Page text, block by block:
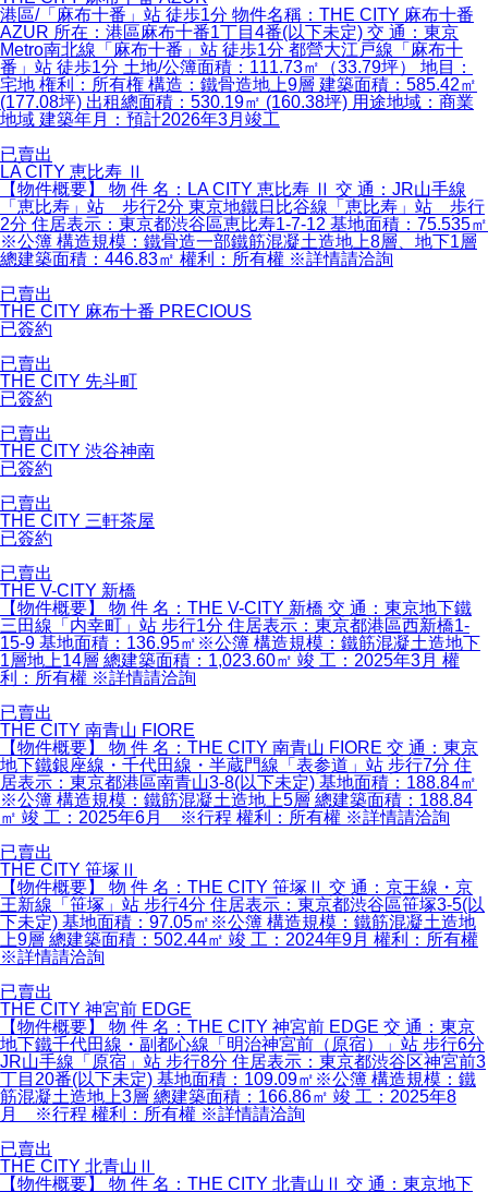
港區/「麻布十番」站 徒歩1分 物件名稱：THE CITY 麻布十番
AZUR 所在：港區麻布十番1丁目4番(以下未定) 交 通：東京
Metro南北線「麻布十番」站 徒歩1分 都營大江戸線「麻布十
番」站 徒歩1分 土地/公簿面積：111.73㎡（33.79坪） 地目：
宅地 権利：所有権 構造：鐵骨造地上9層 建築面積：585.42㎡
(177.08坪) 出租總面積：530.19㎡ (160.38坪) 用途地域：商業
地域 建築年月：預計2026年3月竣工
已賣出
LA CITY 恵比寿 Ⅱ
【物件概要】 物 件 名：LA CITY 恵比寿 Ⅱ 交 通：JR山手線
「恵比寿」站 步行2分 東京地鐵日比谷線「恵比寿」站 歩行
2分 住居表示：東京都渋谷區恵比寿1-7-12 基地面積：75.535㎡
※公簿 構造規模：鐵骨造一部鐵筋混凝土造地上8層、地下1層
總建築面積：446.83㎡ 權利：所有權 ※詳情請洽詢
已賣出
THE CITY 麻布十番 PRECIOUS
已簽約
已賣出
THE CITY 先斗町
已簽約
已賣出
THE CITY 渋谷神南
已簽約
已賣出
THE CITY 三軒茶屋
已簽約
已賣出
THE V-CITY 新橋
【物件概要】 物 件 名：THE V-CITY 新橋 交 通：東京地下鐵
三田線「内幸町」站 步行1分 住居表示：東京都港區西新橋1-
15-9 基地面積：136.95㎡※公簿 構造規模：鐵筋混凝土造地下
1層地上14層 總建築面積：1,023.60㎡ 竣 工：2025年3月 權
利：所有權 ※詳情請洽詢
已賣出
THE CITY 南青山 FIORE
【物件概要】 物 件 名：THE CITY 南青山 FIORE 交 通：東京
地下鐵銀座線・千代田線・半蔵門線「表参道」站 步行7分 住
居表示：東京都港區南青山3-8(以下未定) 基地面積：188.84㎡
※公簿 構造規模：鐵筋混凝土造地上5層 總建築面積：188.84
㎡ 竣 工：2025年6月 ※行程 權利：所有權 ※詳情請洽詢
已賣出
THE CITY 笹塚Ⅱ
【物件概要】 物 件 名：THE CITY 笹塚Ⅱ 交 通：京王線・京
王新線「笹塚」站 步行4分 住居表示：東京都渋谷區笹塚3-5(以
下未定) 基地面積：97.05㎡※公簿 構造規模：鐵筋混凝土造地
上9層 總建築面積：502.44㎡ 竣 工：2024年9月 權利：所有權
※詳情請洽詢
已賣出
THE CITY 神宮前 EDGE
【物件概要】 物 件 名：THE CITY 神宮前 EDGE 交 通：東京
地下鐵千代田線・副都心線「明治神宮前（原宿）」站 步行6分
JR山手線「原宿」站 步行8分 住居表示：東京都渋谷区神宮前3
丁目20番(以下未定) 基地面積：109.09㎡※公簿 構造規模：鐵
筋混凝土造地上3層 總建築面積：166.86㎡ 竣 工：2025年8
月 ※行程 權利：所有權 ※詳情請洽詢
已賣出
THE CITY 北青山Ⅱ
【物件概要】 物 件 名：THE CITY 北青山Ⅱ 交 通：東京地下